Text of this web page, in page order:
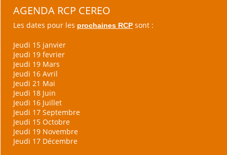
AGENDA RCP CEREO
Les dates pour les prochaines RCP sont :
Jeudi 15 janvier
Jeudi 19 fevrier
Jeudi 19 Mars
Jeudi 16 Avril
Jeudi 21 Mai
Jeudi 18 Juin
Jeudi 16 Juillet
Jeudi 17 Septembre
Jeudi 15 Octobre
Jeudi 19 Novembre
Jeudi 17 Décembre